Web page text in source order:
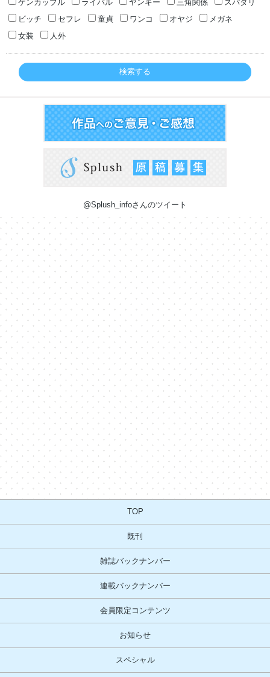
ケンカップル
ライバル ヤンキー 三角関係
スパダリ
ビッチ
セフレ 童貞 ワンコ オヤジ
メガネ
女装
人外
検索する
@Splush_infoさんのツイート
TOP
既刊
雑誌バックナンバー
連載バックナンバー
会員限定コンテンツ
お知らせ
スペシャル